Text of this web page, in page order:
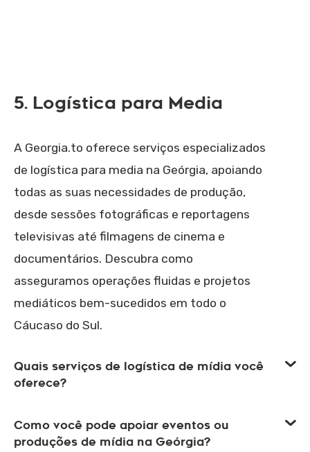
5. Logística para Media
A Georgia.to oferece serviços especializados
de logística para media na Geórgia, apoiando
todas as suas necessidades de produção,
desde sessões fotográficas e reportagens
televisivas até filmagens de cinema e
documentários. Descubra como
asseguramos operações fluidas e projetos
mediáticos bem-sucedidos em todo o
Cáucaso do Sul.
Quais serviços de logística de mídia você
oferece?
Como você pode apoiar eventos ou
produções de mídia na Geórgia?